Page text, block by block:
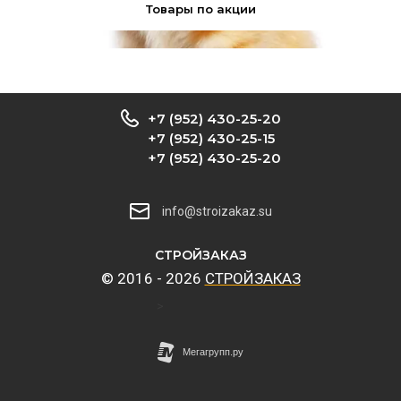
Товары по акции
CТРОЙЗАКАЗ
© 2016 - 2026 CТРОЙЗАКАЗ
+7 (952) 430-25-20
+7 (952) 430-25-15
+7 (952) 430-25-20
info@stroizakaz.su